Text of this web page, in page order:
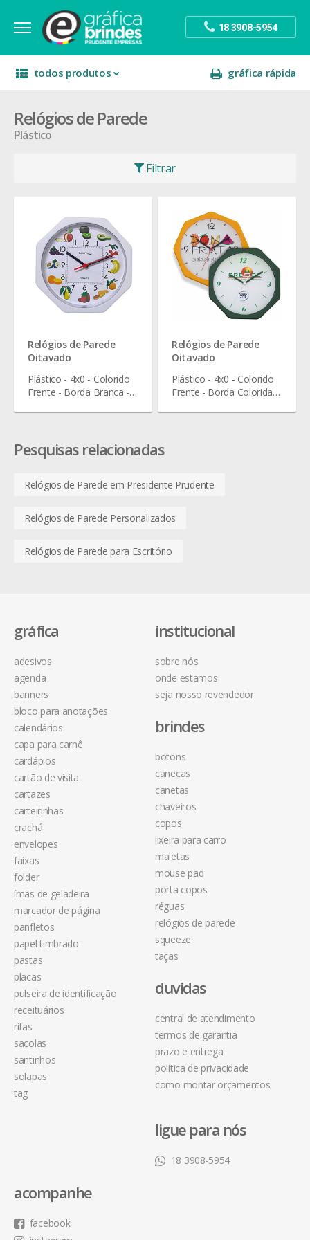
18 3908-5954
todos produtos gráfica rápida
escritório divulgação
Relógios de Parede
Plástico
Filtrar
Relógios de Parede
Oitavado
Plástico - 4x0 - Colorido
Frente - Borda Branca -
Relógios de Parede
Oitavado
Plástico - 4x0 - Colorido
Frente - Borda Colorida -
Pesquisas relacionadas
Relógios de Parede em Presidente Prudente
Relógios de Parede Personalizados
Relógios de Parede para Escritório
institucional
sobre nós
onde estamos
seja nosso revendedor
gráfica
adesivos
agenda
banners
bloco para anotações
calendários
capa para carnê
cardápios
cartão de visita
cartazes
carteirinhas
crachá
envelopes
faixas
folder
ímãs de geladeira
marcador de página
panfletos
papel timbrado
pastas
placas
pulseira de identificação
receituários
rifas
sacolas
santinhos
solapas
tag
brindes
botons
canecas
canetas
chaveiros
copos
lixeira para carro
maletas
mouse pad
porta copos
réguas
relógios de parede
squeeze
taças
duvidas
central de atendimento
termos de garantia
prazo e entrega
política de privacidade
como montar orçamentos
ligue para nós
18 3908-5954
acompanhe
facebook